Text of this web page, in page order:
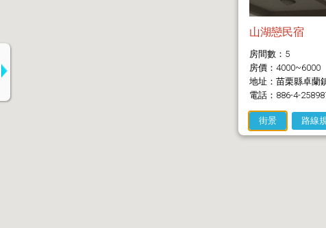
山湖戀民宿
房間數：5
房價：4000~6000
地址：苗栗縣卓蘭
電話：886-4-
街景 路線